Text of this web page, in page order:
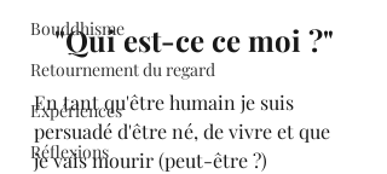
Bouddhisme
Retournement du regard
Expériences
Réflexions
"Qui est-ce ce moi ?"
En tant qu'être humain je suis
persuadé d'être né, de vivre et que
je vais mourir (peut-être ?)